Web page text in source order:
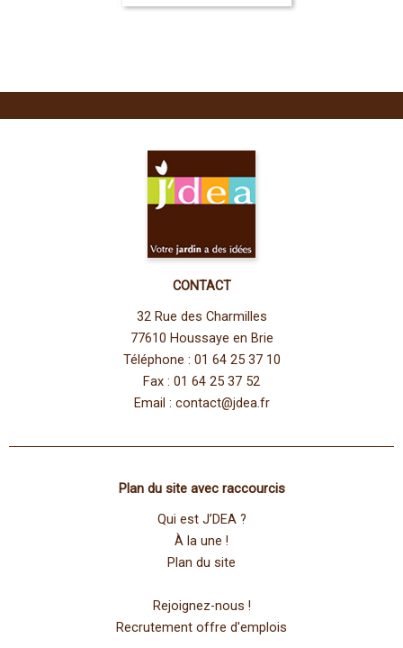
CONTACT
32 Rue des Charmilles
77610 Houssaye en Brie
Téléphone : 01 64 25 37 10
Fax : 01 64 25 37 52
Email : contact@jdea.fr
Plan du site avec raccourcis
Qui est J’DEA ?
À la une !
Plan du site
Rejoignez-nous !
Recrutement offre d'emplois